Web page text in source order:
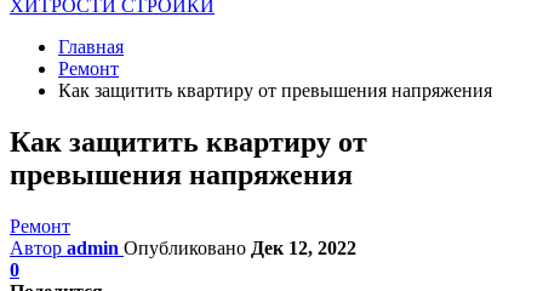
ХИТРОСТИ СТРОЙКИ
Главная
Ремонт
Как защитить квартиру от превышения напряжения
Как защитить квартиру от
превышения напряжения
Ремонт
Автор admin Опубликовано Дек 12, 2022
0